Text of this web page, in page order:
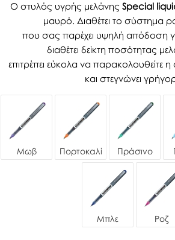
Ο στυλός υγρής μελάνης Special
μαυρό. Διαθέτει το σύστημα
που σας παρέχει υψηλή απόδοση
διαθέτει δείκτη ποσότητας
επιτρέπει εύκολα να παρακολουθείτε
και στεγνώνει
Μωβ Πορτοκαλί Πράσινο
Μπλε Ροζ